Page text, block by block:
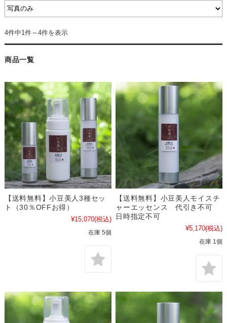
4件中1件～4件を表示
商品一覧
【送料無料】小豆美人3種セッ
ト（30％OFFお得）
¥15,070(税込)
在庫 5個
【送料無料】小豆美人モイスチ
ャーエッセンス 代引き不可
日時指定不可
¥5,170(税込)
在庫 1個